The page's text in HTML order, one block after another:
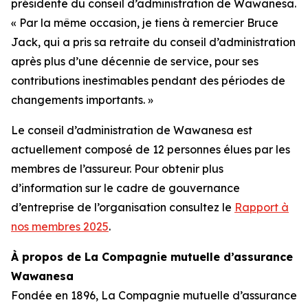
présidente du conseil d’administration de Wawanesa.
« Par la même occasion, je tiens à remercier Bruce
Jack, qui a pris sa retraite du conseil d’administration
après plus d’une décennie de service, pour ses
contributions inestimables pendant des périodes de
changements importants. »
Le conseil d’administration de Wawanesa est
actuellement composé de 12 personnes élues par les
membres de l’assureur. Pour obtenir plus
d’information sur le cadre de gouvernance
d’entreprise de l’organisation consultez le Rapport à
nos membres 2025.
À propos de La Compagnie mutuelle d’assurance
Wawanesa
Fondée en 1896, La Compagnie mutuelle d’assurance